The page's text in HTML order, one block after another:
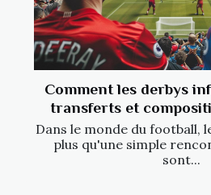
Comment les derbys
transferts et
Dans le monde du football,
plus qu'une simple
sont...